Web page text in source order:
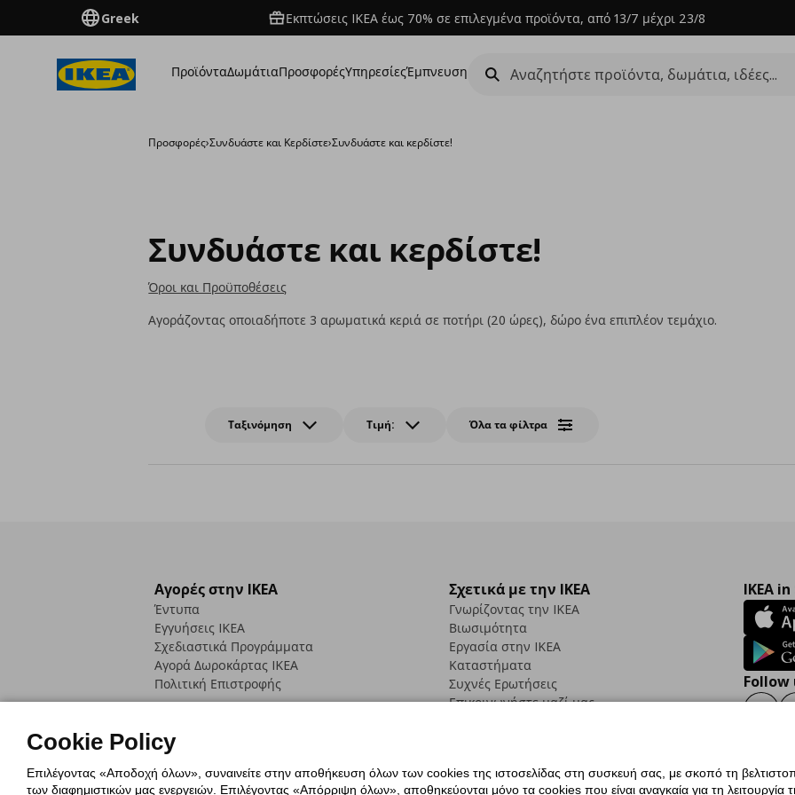
Greek Εκπτώσεις IKEA έως 70% σε επιλεγμένα προϊόντα, από 13/7 μέχρι 23/8
ΠροϊόνταΔωμάτιαΠροσφορέςΥπηρεσίεςΈμπνευση
Προσφορές›Συνδυάστε και Κερδίστε›Συνδυάστε και κερδίστε!
Συνδυάστε και κερδίστε!
Όροι και Προϋποθέσεις
Αγοράζοντας οποιαδήποτε 3 αρωματικά κεριά σε ποτήρι (20 ώρες), δώρο ένα επιπλέον τεμάχιο.
Ταξινόμηση Τιμή: Όλα τα φίλτρα
Αγορές στην IKEA
Έντυπα
Εγγυήσεις IKEA
Σχεδιαστικά Προγράμματα
Αγορά Δωρoκάρτας IKEA
Πολιτική Επιστροφής
Σχετικά με την IKEA
Γνωρίζοντας την IKEA
Βιωσιμότητα
Εργασία στην IKEA
Καταστήματα
Συχνές Ερωτήσεις
Επικοινωνήστε μαζί μας
IKEA
Follow
Cookie Policy
Επιλέγοντας «Αποδοχή όλων», συναινείτε στην αποθήκευση όλων των cookies της ιστοσελίδας στη συσκευή σας, με σκοπό τη
των διαφημιστικών μας ενεργειών. Επιλέγοντας «Απόρριψη όλων», αποθηκεύονται μόνο τα cookies που είναι αναγκαία για τη λειτουργία